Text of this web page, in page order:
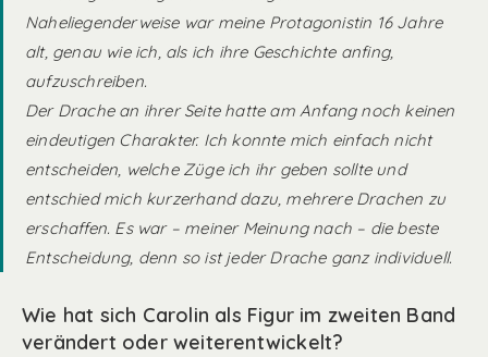
Naheliegenderweise war meine Protagonistin 16 Jahre
alt, genau wie ich, als ich ihre Geschichte anfing,
aufzuschreiben.
Der Drache an ihrer Seite hatte am Anfang noch keinen
eindeutigen Charakter. Ich konnte mich einfach nicht
entscheiden, welche Züge ich ihr geben sollte und
entschied mich kurzerhand dazu, mehrere Drachen zu
erschaffen. Es war – meiner Meinung nach – die beste
Entscheidung, denn so ist jeder Drache ganz individuell.
Wie hat sich Carolin als Figur im zweiten Band
verändert oder weiterentwickelt?